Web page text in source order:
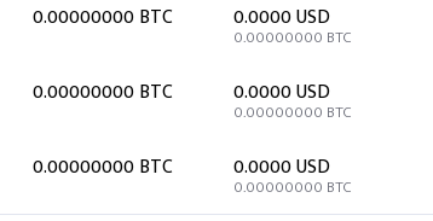
0.00000000 BTC 0.0000 USD
0.00000000 BTC
0.00000000 BTC 0.0000 USD
0.00000000 BTC
0.00000000 BTC 0.0000 USD
0.00000000 BTC